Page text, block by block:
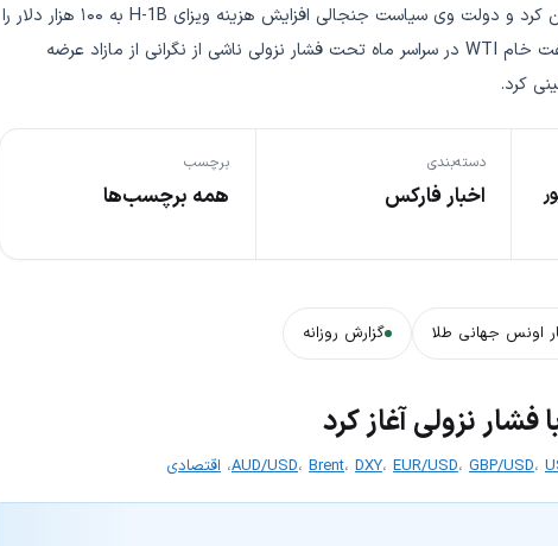
رسیدگی به قانونی‌بودن تعرفه‌های تجاری ترامپ تعیین کرد و دولت وی سیاست جنجالی افزایش هزینه ویزای H-1B به ۱۰۰ هزار دلار را
اعلام کرد که نگرانی شرکت‌های فناوری را برانگیخت. نفت خام WTI در سراسر ماه تحت فشار نزولی ناشی از نگرانی از مازاد عرضه
دسته‌بندی
اخبار فارکس
برچسب
همه برچسب‌ها
اونس جهانی طلا گزارش روزانه
فشار نزولی آغاز کرد
AUD/USD، Brent، DXY، EUR/USD، GBP/USD، ، اقتصادی